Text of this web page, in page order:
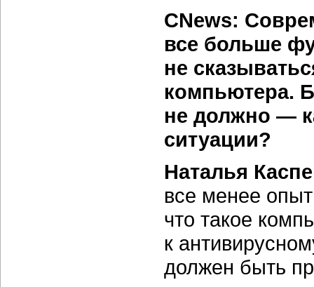
CNews:
все больше
не
компьютера.
не должно —
ситуации?
Наталья
все менее
что такое
к
должен быть